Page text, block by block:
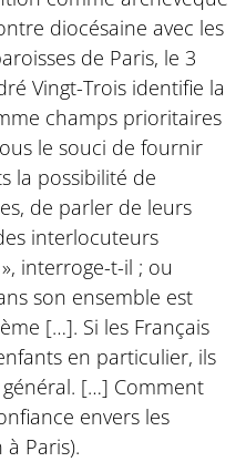
diocésaine avec les
de Paris, le 3
Vingt-Trois identifie la
champs prioritaires
le souci de fournir
la possibilité de
de parler de leurs
interlocuteurs
interroge-t-il ; ou
son ensemble est
[…]. Si les Français
en particulier, ils
[…] Comment
envers les
Paris).